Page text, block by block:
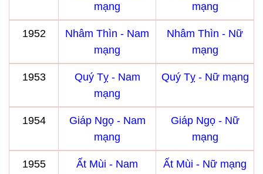
mạng
mạng
1952
Nhâm Thìn - Nam
mạng
Nhâm Thìn - Nữ
mạng
1953
Quý Tỵ - Nam
mạng
Quý Tỵ - Nữ mạng
1954
Giáp Ngọ - Nam
mạng
Giáp Ngọ - Nữ
mạng
1955
Ất Mùi - Nam
Ất Mùi - Nữ mạng